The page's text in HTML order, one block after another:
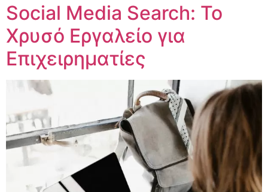
Social Media Search: Το
Χρυσό Εργαλείο για
Επιχειρηματίες